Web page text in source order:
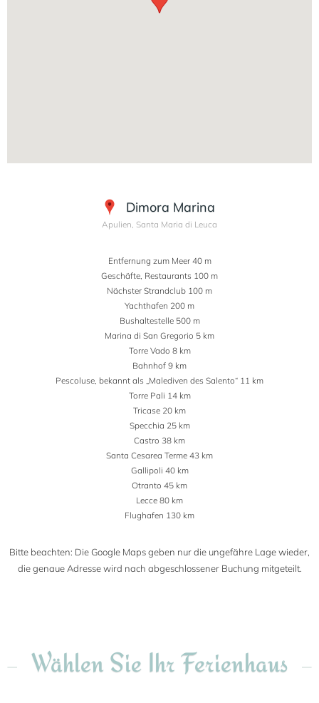
Dimora Marina
Apulien, Santa Maria di Leuca
Entfernung zum Meer 40 m
Geschäfte, Restaurants 100 m
Nächster Strandclub 100 m
Yachthafen 200 m
Bushaltestelle 500 m
Marina di San Gregorio 5 km
Torre Vado 8 km
Bahnhof 9 km
Pescoluse, bekannt als „Malediven des Salento“ 11 km
Torre Pali 14 km
Tricase 20 km
Specchia 25 km
Castro 38 km
Santa Cesarea Terme 43 km
Gallipoli 40 km
Otranto 45 km
Lecce 80 km
Flughafen 130 km
Bitte beachten: Die Google Maps geben nur die ungefähre Lage wieder,
die genaue Adresse wird nach abgeschlossener Buchung mitgeteilt.
Wählen Sie Ihr Ferienhaus